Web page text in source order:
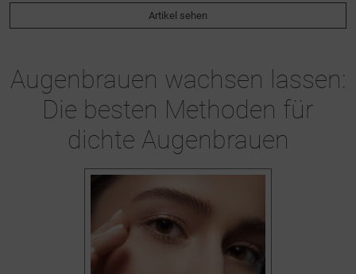
Artikel sehen
Augenbrauen wachsen lassen:
Die besten Methoden für
dichte Augenbrauen